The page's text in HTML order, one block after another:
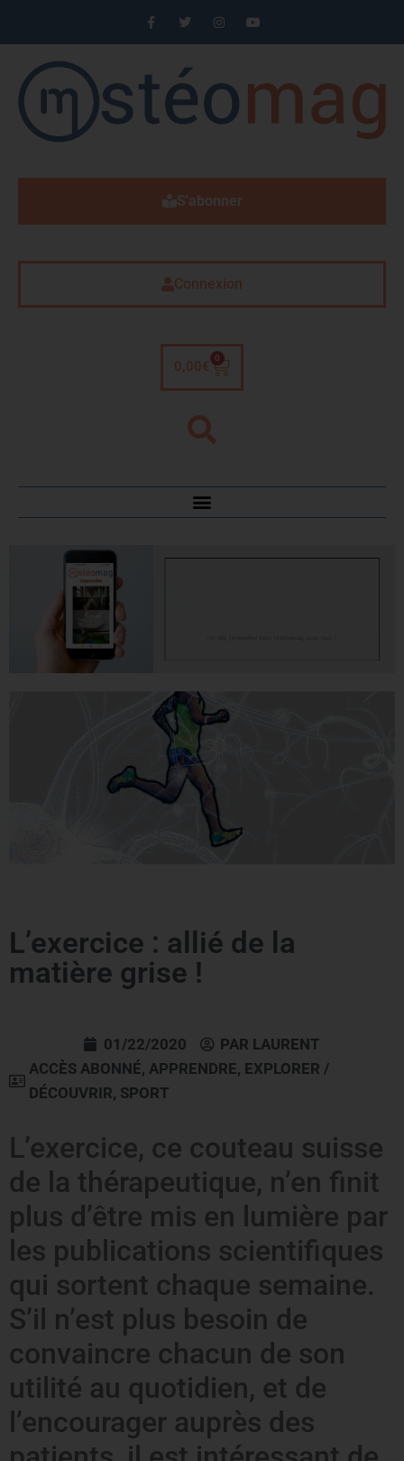
S'abonner
Connexion
0,00 €
0
L’exercice : allié de la
matière grise !
01/22/2020 PAR LAURENT
ACCÈS ABONNÉ, APPRENDRE, EXPLORER /
DÉCOUVRIR, SPORT
L’exercice, ce couteau suisse
de la thérapeutique, n’en finit
plus d’être mis en lumière par
les publications scientifiques
qui sortent chaque semaine.
S’il n’est plus besoin de
convaincre chacun de son
utilité au quotidien, et de
l’encourager auprès des